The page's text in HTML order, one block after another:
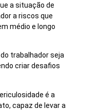
a situação de
a riscos que
médio e longo
trabalhador seja
criar desafios
é a
capaz de levar a